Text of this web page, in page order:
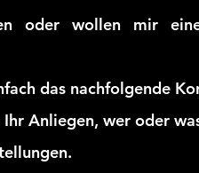
oder wollen mir
das nachfolgende
Ihr Anliegen, wer oder